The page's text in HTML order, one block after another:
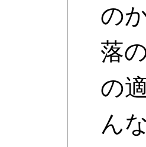
のか
落
の
ん